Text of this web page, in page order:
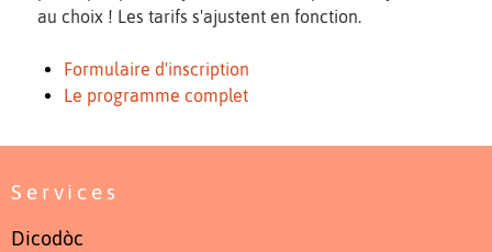
au choix ! Les tarifs s'ajustent en fonction.
Formulaire d'inscription
Le programme complet
Services
Dicodòc